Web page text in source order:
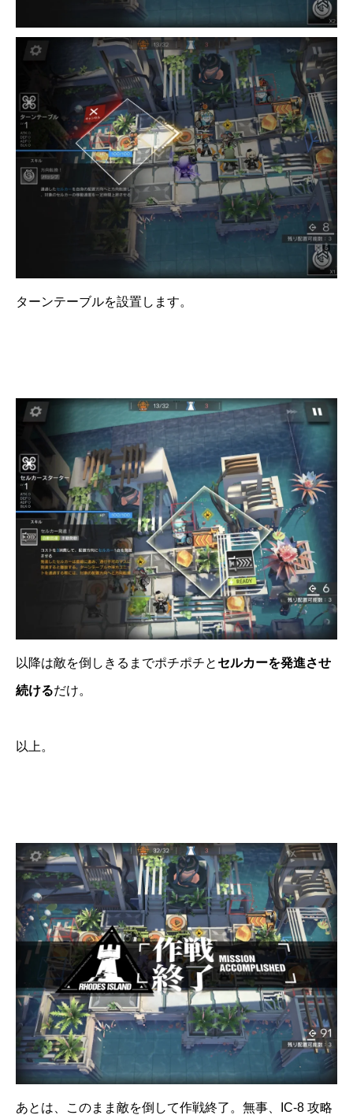
ターンテーブルを設置します。
以降は敵を倒しきるまでポチポチと セルカーを発進させ
続けるだけ。
以上。
あとは、このまま敵を倒して作戦終了。無事、IC-8 攻略